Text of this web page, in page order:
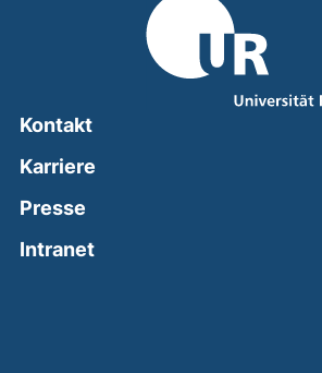
Kontakt
Karriere
Presse
Intranet(external link, opens in